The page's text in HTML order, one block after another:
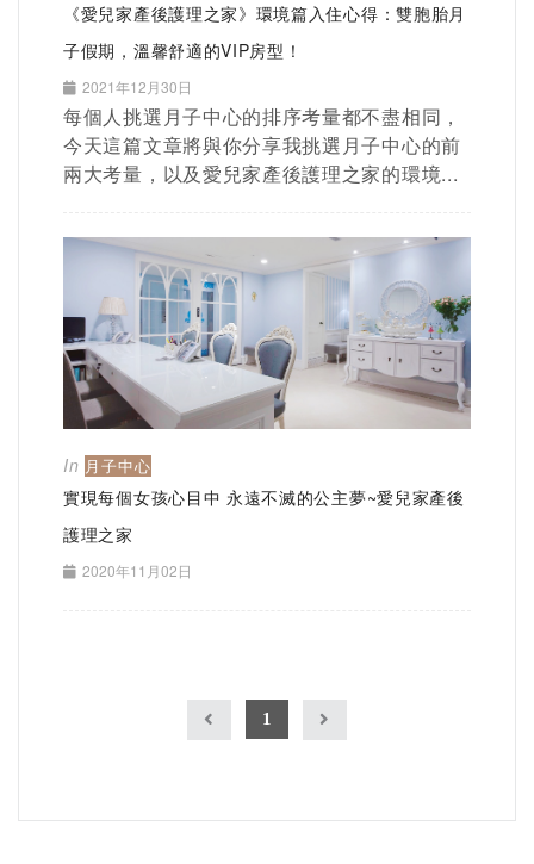
《愛兒家產後護理之家》環境篇入住心得：雙胞胎月
子假期，溫馨舒適的VIP房型！
2021年12月30日
每個人挑選月子中心的排序考量都不盡相同，
今天這篇文章將與你分享我挑選月子中心的前
兩大考量，以及愛兒家產後護理之家的環境...
In 月子中心
實現每個女孩心目中 永遠不滅的公主夢~愛兒家產後
護理之家
2020年11月02日
1